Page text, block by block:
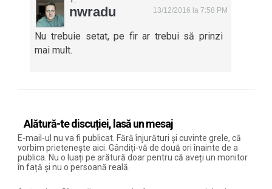
nwradu 13/12/2016 la 7:58 PM
Nu trebuie setat, pe fir ar trebui să prinzi
mai mult.
Alătură-te discuției, lasă un mesaj
E-mail-ul nu va fi publicat. Fără înjurături și cuvinte grele, că
vorbim prietenește aici. Gândiți-vă de două ori înainte de a
publica. Nu o luați pe arătură doar pentru că aveți un monitor
în față și nu o persoană reală.